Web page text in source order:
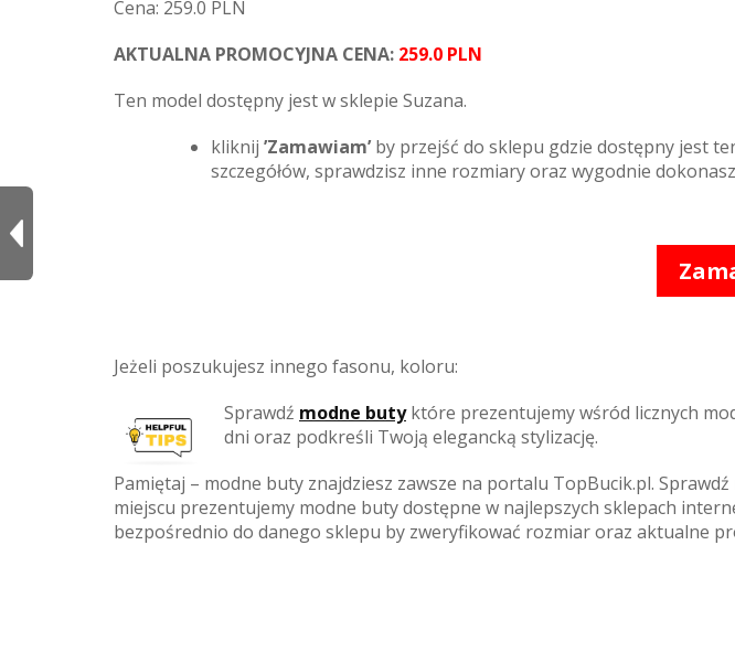
Cena: 259.0 PLN
AKTUALNA PROMOCYJNA CENA: 259.0 PLN
Ten model dostępny jest w sklepie Suzana.
kliknij ’Zamawiam’by przejść do sklepu gdzie dostępny jest
szczegółów, sprawdzisz inne rozmiary oraz wygodnie
Jeżeli poszukujesz innego fasonu, koloru:
Sprawdź modne butyktóre prezentujemy wśród licznych
dni oraz podkreśli Twoją elegancką stylizację.
Pamiętaj – modne buty znajdziesz zawsze na portalu TopBucik.pl.
miejscu prezentujemy modne buty dostępne w najlepszych sklepach
bezpośrednio do danego sklepu by zweryfikować rozmiar oraz aktualne